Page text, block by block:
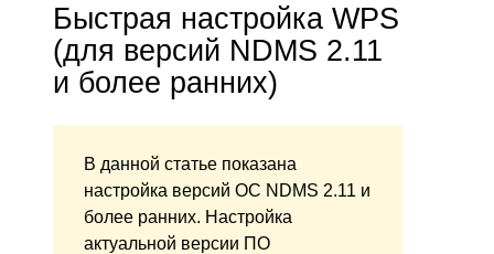
Быстрая настройка WPS
(для версий NDMS 2.11
и более ранних)
В данной статье показана
настройка версий ОС NDMS 2.11 и
более ранних. Настройка
актуальной версии ПО